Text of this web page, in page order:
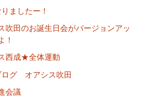
ましたー！
吹田のお誕生日会がバージョンアッ
！
西成★全体運動
ログ オアシス吹田
会議